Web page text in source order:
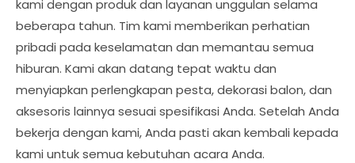
kami dengan produk dan layanan unggulan selama
beberapa tahun. Tim kami memberikan perhatian
pribadi pada keselamatan dan memantau semua
hiburan. Kami akan datang tepat waktu dan
menyiapkan perlengkapan pesta, dekorasi balon, dan
aksesoris lainnya sesuai spesifikasi Anda. Setelah Anda
bekerja dengan kami, Anda pasti akan kembali kepada
kami untuk semua kebutuhan acara Anda.